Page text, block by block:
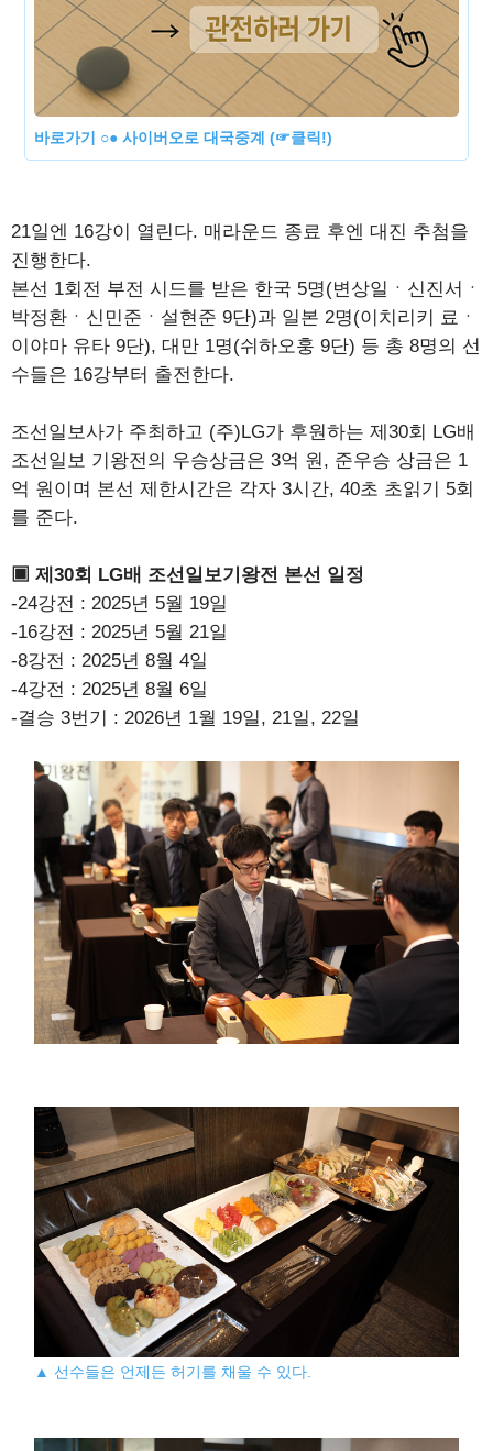
바로가기 ○● 사이버오로 대국중계 (☞클릭!)
21일엔 16강이 열린다. 매라운드 종료 후엔 대진 추첨을
진행한다.
본선 1회전 부전 시드를 받은 한국 5명(변상일ㆍ신진서ㆍ
박정환ㆍ신민준ㆍ설현준 9단)과 일본 2명(이치리키 료ㆍ
이야마 유타 9단), 대만 1명(쉬하오훙 9단) 등 총 8명의 선
수들은 16강부터 출전한다.
조선일보사가 주최하고 (주)LG가 후원하는 제30회 LG배
조선일보 기왕전의 우승상금은 3억 원, 준우승 상금은 1
억 원이며 본선 제한시간은 각자 3시간, 40초 초읽기 5회
를 준다.
▣ 제30회 LG배 조선일보기왕전 본선 일정
-24강전 : 2025년 5월 19일
-16강전 : 2025년 5월 21일
-8강전 : 2025년 8월 4일
-4강전 : 2025년 8월 6일
-결승 3번기 : 2026년 1월 19일, 21일, 22일
▲ 선수들은 언제든 허기를 채울 수 있다.